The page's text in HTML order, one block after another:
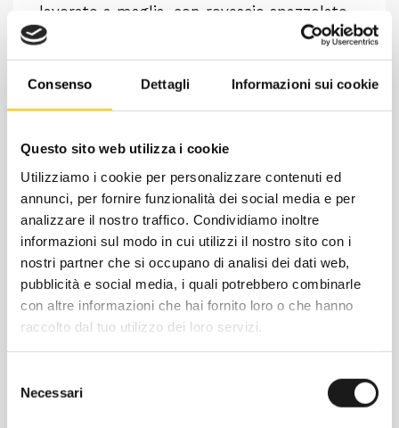
Consenso Dettagli Informazioni sui cookie
Questo sito web utilizza i cookie
Utilizziamo i cookie per personalizzare contenuti ed
annunci, per fornire funzionalità dei social media e per
analizzare il nostro traffico. Condividiamo inoltre
informazioni sul modo in cui utilizzi il nostro sito con i
nostri partner che si occupano di analisi dei dati web,
pubblicità e social media, i quali potrebbero combinarle
con altre informazioni che hai fornito loro o che hanno
raccolto dal tuo utilizzo dei loro servizi.
delNecessari
lavorato a maglia, con rovescio spazzolato
e dotato di naturale flessibilità, realizzato
interamente in materiali riciclati: 55%
poliestere riciclato da materiale post-
consumo e 45% cotone riciclato
cappuccio
Classica felpa in stile pullover con
cappuccio regolabile mediante cordoncino
e tasca scaldamani frontale a marsupio
Inserti, polsini e orlo lavorati a costine
Inserti laterali, polsini e orlo con
lavorazione a costine; negli inserti laterali
questa specifica lavorazione dona maggiore
libertà di movimento